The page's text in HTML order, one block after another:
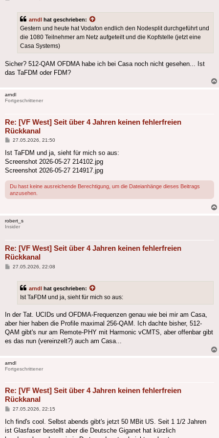
arndl hat geschrieben:
Gestern und heute hat Vodafon endlich den Nodesplit durchgeführt und
die 1080 Teilnehmer am Netz aufgeteilt und die Kopfstelle (jetzt eine
Casa Systems)
Sicher? 512-QAM OFDMA habe ich bei Casa noch nicht gesehen... Ist
das TaFDM oder FDM?
arndl
Fortgeschrittener
Re: [VF West] Seit über 4 Jahren keinen fehlerfreien
Rückkanal
Beitrag
27.05.2026, 21:50
Ist TaFDM und ja, sieht für mich so aus:
Screenshot 2026-05-27 214102.jpg
Screenshot 2026-05-27 214917.jpg
Du hast keine ausreichende Berechtigung, um die Dateianhänge dieses Beitrags
anzusehen.
robert_s
Insider
Re: [VF West] Seit über 4 Jahren keinen fehlerfreien
Rückkanal
Beitrag
27.05.2026, 22:08
arndl hat geschrieben:
Ist TaFDM und ja, sieht für mich so aus:
In der Tat. UCIDs und OFDMA-Frequenzen genau wie bei mir am Casa,
aber hier haben die Profile maximal 256-QAM. Ich dachte bisher, 512-
QAM gibt's nur am Remote-PHY mit Harmonic vCMTS, aber offenbar gibt
es das nun (vereinzelt?) auch am Casa...
arndl
Fortgeschrittener
Re: [VF West] Seit über 4 Jahren keinen fehlerfreien
Rückkanal
Beitrag
27.05.2026, 22:15
Ich find's cool. Selbst abends gibt's jetzt 50 MBit US. Seit 1 1/2 Jahren
ist Glasfaser bestellt aber die Deutsche Giganet hat kürzlich